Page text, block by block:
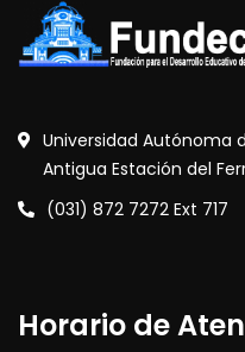
Universidad Autónoma
Antigua Estación del
(031) 872 7272 Ext 717
Horario de